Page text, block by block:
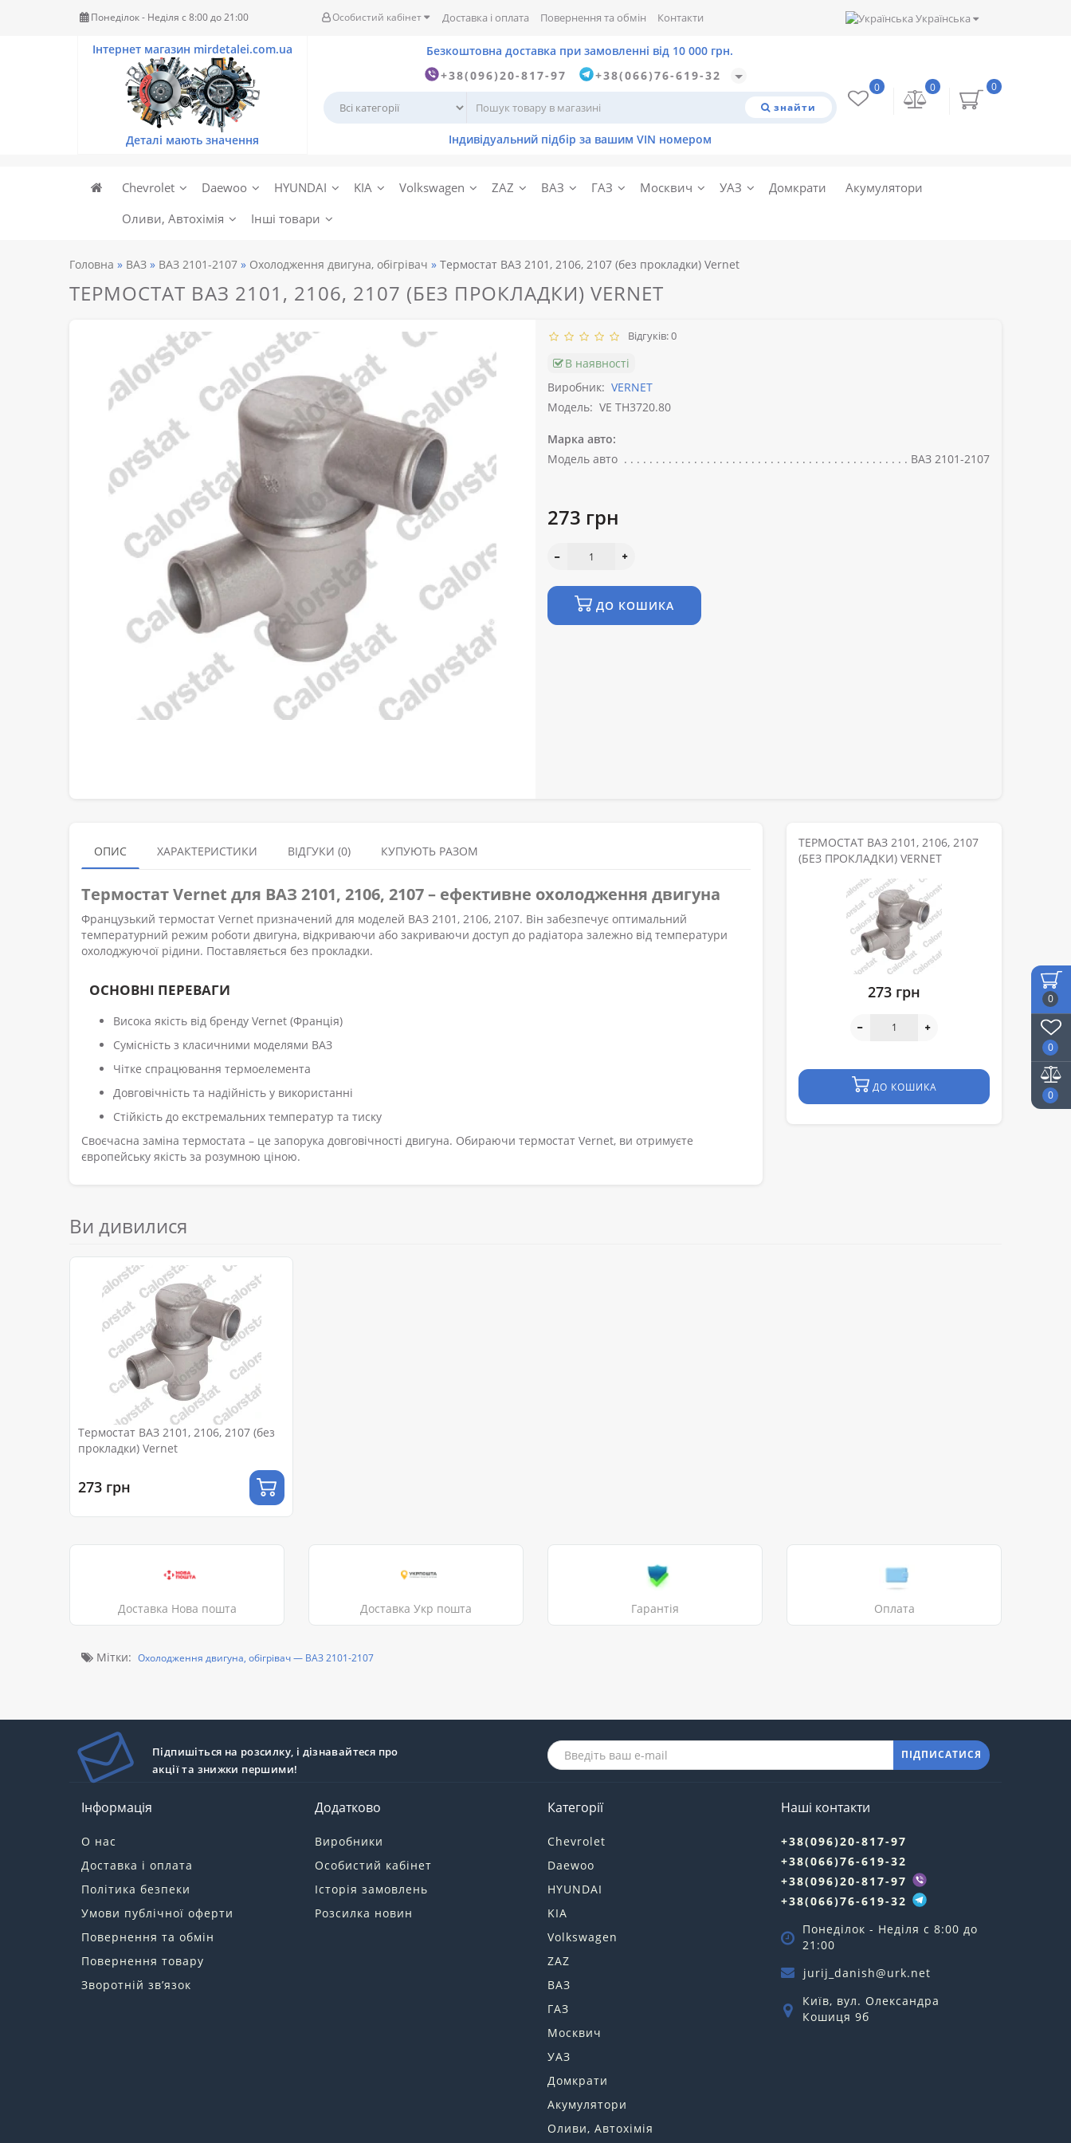
0
0
0
Понеділок - Неділя c 8:00 до 21:00 Особистий кабінет Доставка і оплата Повернення та обмін Контакти Українська
+38(096)20-817-97 +38(066)76-619-32
знайти
0
0
0
Chevrolet Daewoo HYUNDAI KIA Volkswagen ZAZ ВАЗ ГАЗ Москвич УАЗ Домкрати
Акумулятори
Оливи, Автохімія
Інші товари
Головна ВАЗ ВАЗ 2101-2107 Охолодження двигуна, обігрівач Термостат ВАЗ 2101, 2106, 2107 (без прокладки) Vernet
ТЕРМОСТАТ ВАЗ 2101, 2106, 2107 (БЕЗ ПРОКЛАДКИ) VERNET
Відгуків: 0
В наявності
Виробник: VERNET
Модель: VE TH3720.80
Марка авто:
Модель авто
ВАЗ 2101-2107
273 грн
ДО КОШИКА
ОПИС ХАРАКТЕРИСТИКИ ВІДГУКИ (0) КУПУЮТЬ РАЗОМ
Термостат Vernet для ВАЗ 2101, 2106, 2107 – ефективне охолодження двигуна
Французький термостат Vernet призначений для моделей ВАЗ 2101, 2106, 2107. Він забезпечує оптимальний
температурний режим роботи двигуна, відкриваючи або закриваючи доступ до радіатора залежно від температури
охолоджуючої рідини. Поставляється без прокладки.
ОСНОВНІ ПЕРЕВАГИ
Висока якість від бренду Vernet (Франція)
Сумісність з класичними моделями ВАЗ
Чітке спрацювання термоелемента
Довговічність та надійність у використанні
Стійкість до екстремальних температур та тиску
Своєчасна заміна термостата – це запорука довговічності двигуна. Обираючи термостат Vernet, ви отримуєте
європейську якість за розумною ціною.
ТЕРМОСТАТ ВАЗ 2101, 2106, 2107
(БЕЗ ПРОКЛАДКИ) VERNET
273 грн
ДО КОШИКА
Ви дивилися
Термостат ВАЗ 2101, 2106, 2107 (без
прокладки) Vernet
273 грн
Доставка Нова пошта Доставка Укр пошта Гарантія Оплата
Мітки: Охолодження двигуна, обігрівач — ВАЗ 2101-2107
Підпишіться на розсилку, і дізнавайтеся про
акції та знижки першими!
ПІДПИСАТИСЯ
Інформація
О нас
Доставка і оплата
Політика безпеки
Умови публічної оферти
Повернення та обмін
Повернення товару
Зворотній зв’язок
Додатково
Виробники
Особистий кабінет
Історія замовлень
Розсилка новин
Категорії
Chevrolet
Daewoo
HYUNDAI
KIA
Volkswagen
ZAZ
ВАЗ
ГАЗ
Москвич
УАЗ
Домкрати
Акумулятори
Оливи, Автохімія
Наші контакти
+38(096)20-817-97
+38(066)76-619-32
+38(096)20-817-97
+38(066)76-619-32
Понеділок - Неділя c 8:00 до
21:00
jurij_danish@urk.net
Київ, вул. Олександра
Кошиця 9б